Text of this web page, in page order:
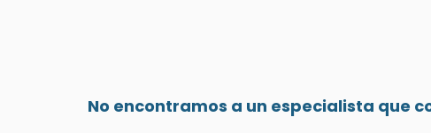
No encontramos a un especialista que